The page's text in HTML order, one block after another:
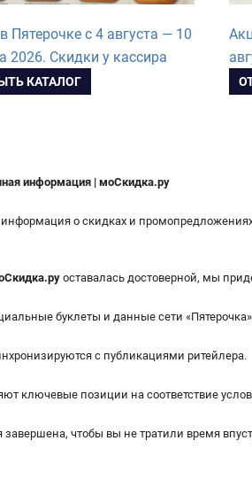
Пятерочке с 4 августа — 10
2026. Скидки у кассира
КАТАЛОГ
информация | моСкидка.ру
информация о скидках и
оставалась достоверной, мы
буклеты и данные сети
с публикациями ритейлера.
ключевые позиции на соответствие
чтобы вы не тратили время